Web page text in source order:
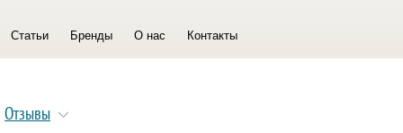
Статьи Бренды О нас Контакты
Отзывы